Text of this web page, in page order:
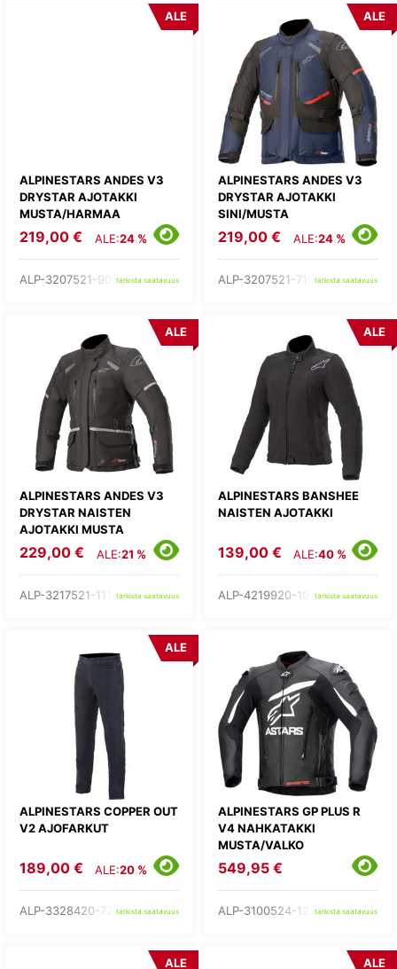
ALPINESTARS ANDES V3
DRYSTAR AJOTAKKI
MUSTA/HARMAA
ALE
219,00 € ALE:24 %
ALP-3207521-9018-tarkista saatavuus
ALPINESTARS ANDES V3
DRYSTAR AJOTAKKI
SINI/MUSTA
ALE
219,00 € ALE:24 %
ALP-3207521-7109-tarkista saatavuus
ALPINESTARS ANDES V3
DRYSTAR NAISTEN
AJOTAKKI MUSTA
ALE
229,00 € ALE:21 %
ALP-3217521-111-tarkista saatavuus
ALPINESTARS BANSHEE
NAISTEN AJOTAKKI
ALE
139,00 € ALE:40 %
ALP-4219920-10- tarkista saatavuus
ALPINESTARS COPPER OUT
V2 AJOFARKUT
ALE
189,00 € ALE:20 %
ALP-3328420-7203-tarkista saatavuus
ALPINESTARS GP PLUS R
V4 NAHKATAKKI
MUSTA/VALKO
549,95 €
ALP-3100524-12- tarkista saatavuus
ALE ALE